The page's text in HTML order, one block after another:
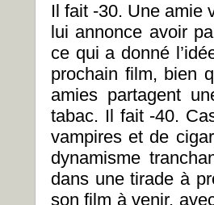
Il fait -30. Une amie
lui annonce avoir
ce qui a donné
prochain film, bien
amies partagent
tabac. Il fait -40.
vampires et de
dynamisme
dans une tirade à
son film à venir,